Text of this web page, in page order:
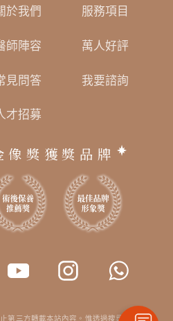
於我們 服務項目
師陣容 萬人好評
見問答 我要諮詢
才招募
像獎獲獎品牌
第三方轉載本站內容。惟透過搜尋